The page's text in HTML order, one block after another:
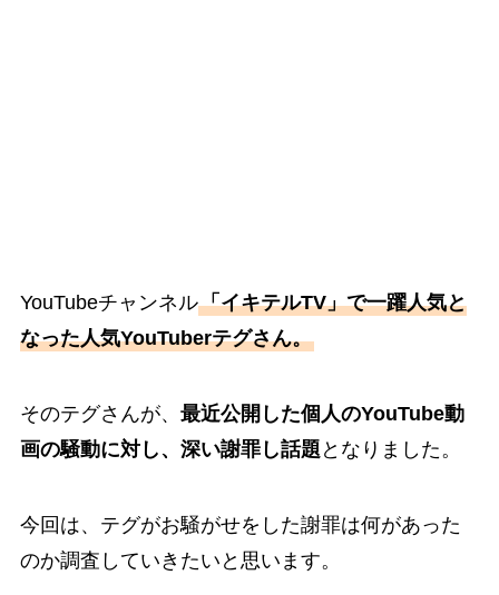
YouTubeチャンネル「イキテルTV」で一躍人気と
なった人気YouTuberテグさん。
そのテグさんが、 最近公開した個人のYouTube動
画の騒動に対し、深い謝罪し話題 となりました。
今回は、テグがお騒がせをした謝罪は何があった
のか調査していきたいと思います。